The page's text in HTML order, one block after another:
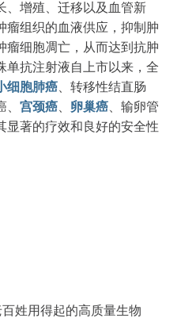
、增殖、迁移以及血管新
瘤组织的血液供应，抑制肿
瘤细胞凋亡，从而达到抗肿
单抗注射液自上市以来，全
细胞肺癌 、转移性结直肠
宫颈癌 卵巢癌 、输卵管
显著的疗效和良好的安全性
姓用得起的高质量生物